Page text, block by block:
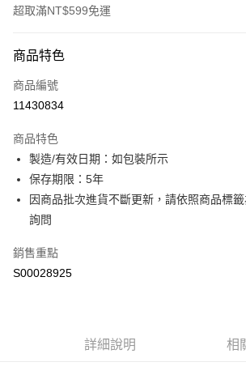
超取滿NT$599免運
信用卡一次付款
超商取貨付款
Apple Pay
街口支付
全盈+PAY
ATM付款
商品特色
商品編號
11430834
商品特色
製造/有效日期：如包裝所示
保存期限：5年
因商品批次進貨不斷更新，請依照商品標
詢問
銷售重點
S00028925
詳細說明 相